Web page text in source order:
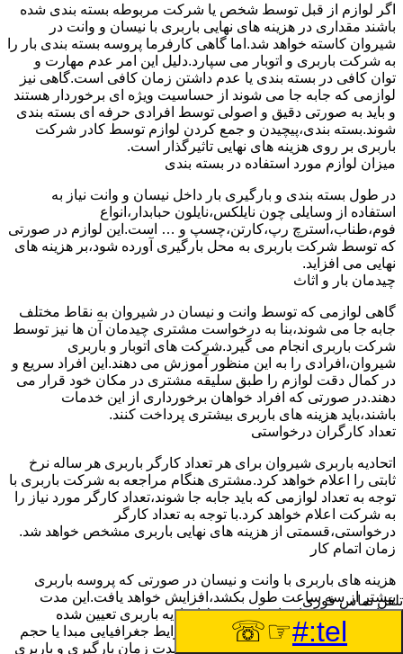
اگر لوازم از قبل توسط شخص یا شرکت مربوطه بسته بندی شده
باشند مقداری در هزینه های نهایی باربری با نیسان و وانت در
شیروان کاسته خواهد شد.اما گاهی کارفرما پروسه بسته بندی بار را
به شرکت باربری و اتوبار می سپارد.دلیل این امر عدم مهارت و
توان کافی در بسته بندی یا عدم داشتن زمان کافی است.گاهی نیز
لوازمی که جابه جا می شوند از حساسیت ویژه ای برخوردار هستند
و باید به صورتی دقیق و اصولی توسط افرادی حرفه ای بسته بندی
شوند.بسته بندی،پیچیدن و جمع کردن لوازم توسط کادر شرکت
باربری بر روی هزینه های نهایی تاثیرگذار است.
میزان لوازم مورد استفاده در بسته بندی
در طول بسته بندی و بارگیری بار داخل نیسان و وانت نیاز به
استفاده از وسایلی چون نایلکس،نایلون حبابدار،انواع
فوم،طناب،استرچ رپ،کارتن،چسپ و … است.این لوازم در صورتی
که توسط شرکت باربری به محل بارگیری آورده شود،بر هزینه های
نهایی می افزاید.
چیدمان بار و اثاث
گاهی لوازمی که توسط وانت و نیسان در شیروان به نقاط مختلف
جابه جا می شوند،بنا به درخواست مشتری چیدمان آن ها نیز توسط
شرکت باربری انجام می گیرد.شرکت های اتوبار و باربری
شیروان،افرادی را به این منظور آموزش می دهند.این افراد سریع و
در کمال دقت لوازم را طبق سلیقه مشتری در مکان خود قرار می
دهند.در صورتی که افراد خواهان برخورداری از این خدمات
باشند،باید هزینه های باربری بیشتری پرداخت کنند.
تعداد کارگران درخواستی
اتحادیه باربری شیروان برای هر تعداد کارگر باربری هر ساله نرخ
ثابتی را اعلام خواهد کرد.مشتری هنگام مراجعه به شرکت باربری با
توجه به تعداد لوازمی که باید جابه جا شوند،تعداد کارگر مورد نیاز را
به شرکت اعلام خواهد کرد.با توجه به تعداد کارگر
درخواستی،قسمتی از هزینه های نهایی باربری مشخص خواهد شد.
زمان اتمام کار
هزینه های باربری با وانت و نیسان در صورتی که پروسه باربری
بیشتر از سه ساعت طول بکشد،افزایش خواهد یافت.این مدت
زمان به صورت استادندارد توسط اتحادیه باربری تعیین شده
است.عواملی مثل آب وهوا،ترافیک،شرایط جغرافیایی مبدا یا حجم
زیاد لوازم ممکن است باعث افزایش مدت زمان بارگیری و باربری
تلفن تماس فوری
tel:#
☞☏